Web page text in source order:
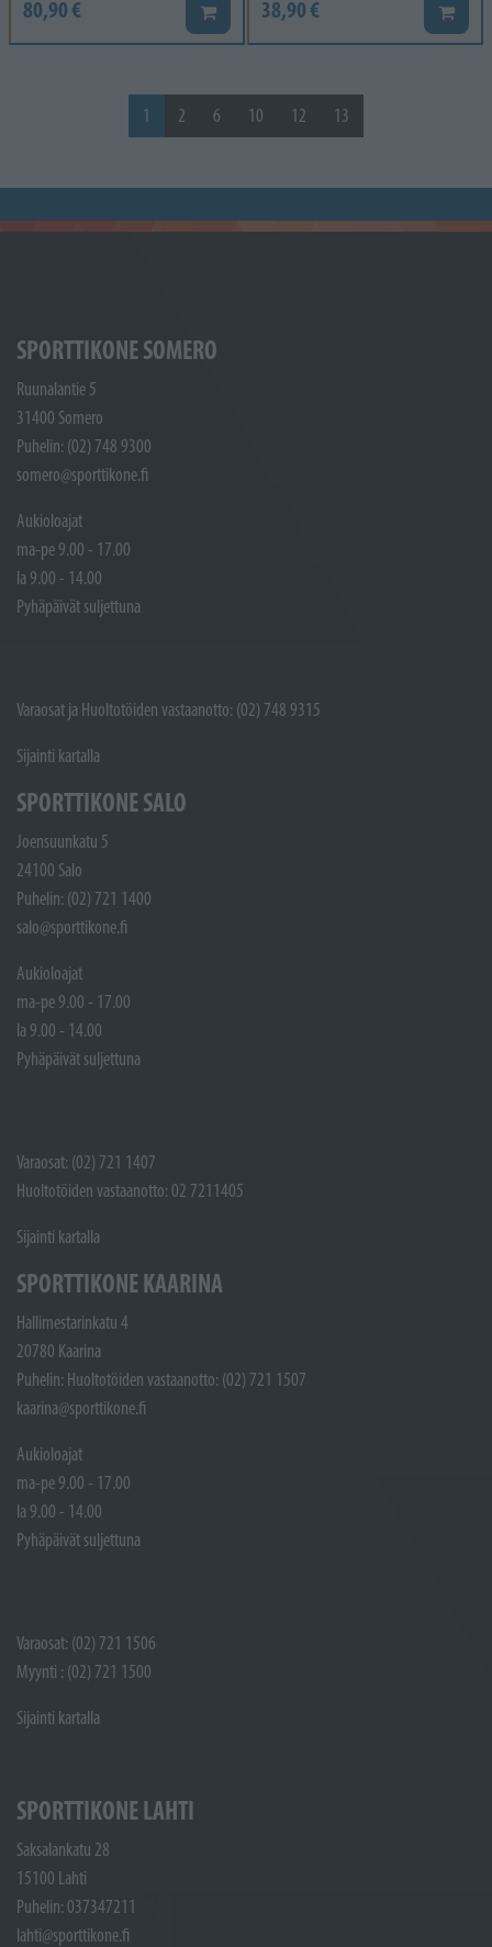
80,90 € Lisää koriin38,90 € Lisää
1 2 6 10 12 13
SPORTTIKONE SOMERO
Ruunalantie 5
31400 Somero
Puhelin: (02) 748 9300
somero@sporttikone.fi
Aukioloajat
ma-pe 9.00 - 17.00
la 9.00 - 14.00
Pyhäpäivät suljettuna
Varaosat ja Huoltotöiden vastaanotto: (02) 748 9315
Sijainti kartalla
SPORTTIKONE SALO
Joensuunkatu 5
24100 Salo
Puhelin: (02) 721 1400
salo@sporttikone.fi
Aukioloajat
ma-pe 9.00 - 17.00
la 9.00 - 14.00
Pyhäpäivät suljettuna
Varaosat: (02) 721 1407
Huoltotöiden vastaanotto: 02 7211405
Sijainti kartalla
SPORTTIKONE KAARINA
Hallimestarinkatu 4
20780 Kaarina
Puhelin: Huoltotöiden vastaanotto: (02) 721 1507
kaarina@sporttikone.fi
Aukioloajat
ma-pe 9.00 - 17.00
la 9.00 - 14.00
Pyhäpäivät suljettuna
Varaosat: (02) 721 1506
Myynti : (02) 721 1500
Sijainti kartalla
SPORTTIKONE LAHTI
Saksalankatu 28
15100 Lahti
Puhelin: 037347211
lahti@sporttikone.fi